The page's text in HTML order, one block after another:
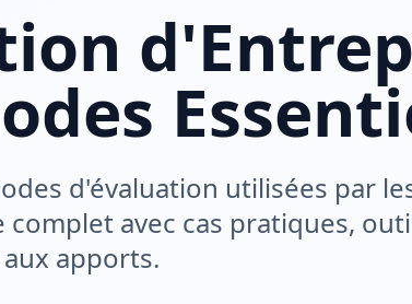
d'évaluation utilisées par
complet avec cas pratiques,
apports.